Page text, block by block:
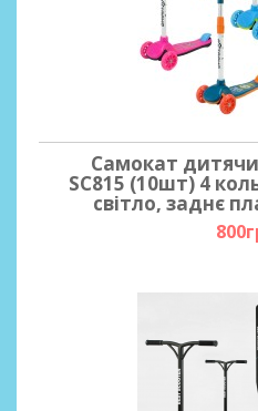
Самокат
SC815 (10шт) 4
світло, заднє